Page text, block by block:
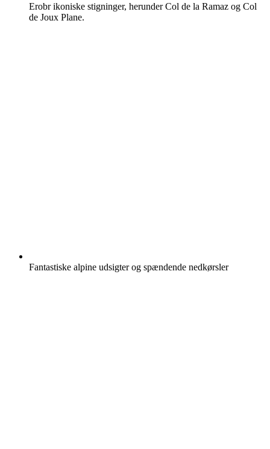
Erobr ikoniske stigninger, herunder Col de la Ramaz og Col
de Joux Plane.
Fantastiske alpine udsigter og spændende nedkørsler